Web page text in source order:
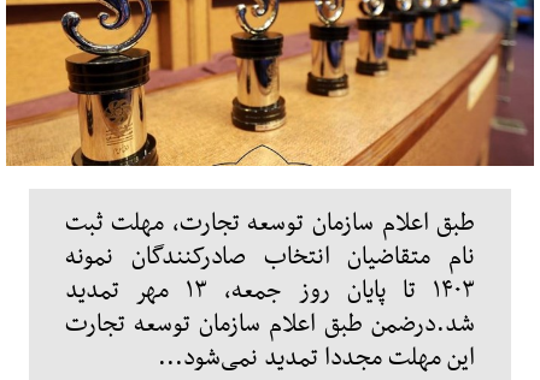
طبق اعلام سازمان توسعه تجارت، مهلت ثبت
نام متقاضیان انتخاب صادرکنندگان نمونه
۱۴۰۳ تا پایان روز جمعه، ۱۳ مهر تمدید
شد.درضمن طبق اعلام سازمان توسعه تجارت
این مهلت مجددا تمدید نمی‌شود...